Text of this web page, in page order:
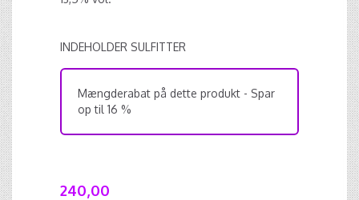
INDEHOLDER SULFITTER
Mængderabat på dette produkt - Spar
op til 16 %
240,00